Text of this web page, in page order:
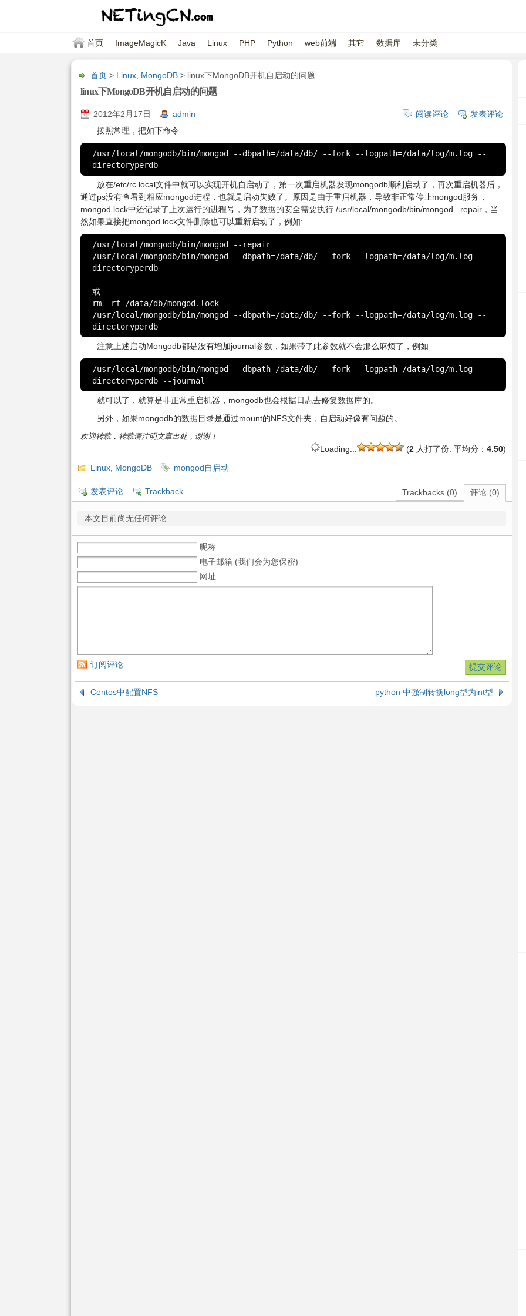
首页 ImageMagicK Java Linux PHP Python web前端 其它 数据库 未分类
首页 > Linux MongoDB > linux下MongoDB开机自启动的问题
linux下MongoDB开机自启动的问题
2012年2月17日 admin 发表评论
阅读评论
按照常理，把如下命令
/usr/local/mongodb/bin/mongod --dbpath=/data/db/ --fork --logpath=/data/log/m.log --
directoryperdb
放在/etc/rc.local文件中就可以实现开机自启动了，第一次重启机器发现mongodb顺利启动了，再次重启机器后，
通过ps没有查看到相应mongod进程，也就是启动失败了。原因是由于重启机器，导致非正常停止mongod服务，
mongod.lock中还记录了上次运行的进程号，为了数据的安全需要执行 /usr/local/mongodb/bin/mongod –repair，当
然如果直接把mongod.lock文件删除也可以重新启动了，例如:
/usr/local/mongodb/bin/mongod --repair
/usr/local/mongodb/bin/mongod --dbpath=/data/db/ --fork --logpath=/data/log/m.log --
directoryperdb
或
rm -rf /data/db/mongod.lock
/usr/local/mongodb/bin/mongod --dbpath=/data/db/ --fork --logpath=/data/log/m.log --
directoryperdb
注意上述启动Mongodb都是没有增加journal参数，如果带了此参数就不会那么麻烦了，例如
/usr/local/mongodb/bin/mongod --dbpath=/data/db/ --fork --logpath=/data/log/m.log --
directoryperdb --journal
就可以了，就算是非正常重启机器，mongodb也会根据日志去修复数据库的。
另外，如果mongodb的数据目录是通过mount的NFS文件夹，自启动好像有问题的。
欢迎转载，转载请注明文章出处，谢谢！
(2 人打了份: 平均分： 4.50)
Loading...
Linux MongoDB mongod自启动
评论 (0)
Trackbacks (0)
发表评论 Trackback
本文目前尚无任何评论.
昵称
电子邮箱 (我们会为您保密)
网址
订阅评论
Centos中配置NFS python 中强制转换long型为int型